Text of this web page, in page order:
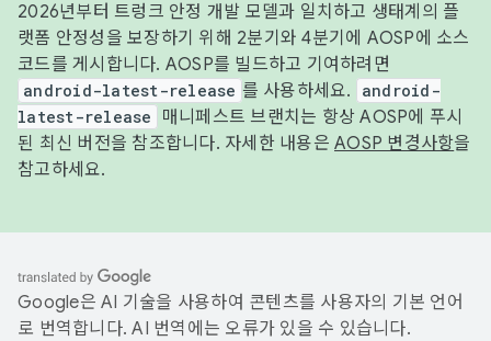
2026년부터 트렁크 안정 개발 모델과 일치하고 생태계의 플
랫폼 안정성을 보장하기 위해 2분기와 4분기에 AOSP에 소스
코드를 게시합니다. AOSP를 빌드하고 기여하려면
android-latest-release 를 사용하세요.
android-
latest-release
매니페스트 브랜치는 항상 AOSP에 푸시
된 최신 버전을 참조합니다. 자세한 내용은 AOSP 변경사항을
참고하세요.
Google은 AI 기술을 사용하여 콘텐츠를 사용자의 기본 언어
로 번역합니다. AI 번역에는 오류가 있을 수 있습니다.